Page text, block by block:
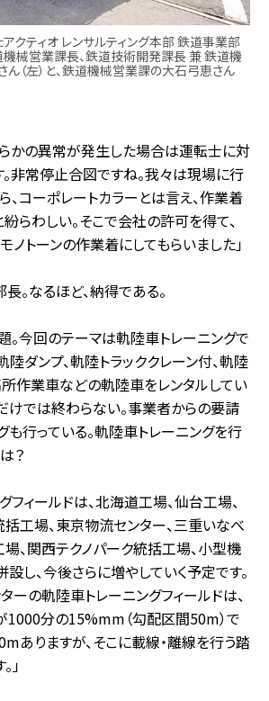
クティオ レンサルティング本部 鉄道事業部
械営業課長、鉄道技術開発課長 兼 鉄道機
（左）と、鉄道機械営業課の大石弓恵さん
らかの異常が発生した場合は運転士に対
非常停止合図ですね。我々は現場に行
、コーポレートカラーとは言え、作業着
らわしい。そこで会社の許可を得て、
トーンの作業着にしてもらいました」
。なるほど、納得である。
。今回のテーマは軌陸車トレーニングで
陸ダンプ、軌陸トラッククレーン付、軌陸
作業車などの軌陸車をレンタルしてい
けでは終わらない。事業者からの要請
も行っている。軌陸車トレーニングを行
？
フィールドは、北海道工場、仙台工場、
工場、東京物流センター、三重いなべ
、関西テクノパーク統括工場、小型機
し、今後さらに増やしていく予定です。
ーの軌陸車トレーニングフィールドは、
1000分の15%mm（勾配区間50m）で
ありますが、そこに載線・離線を行う踏
」